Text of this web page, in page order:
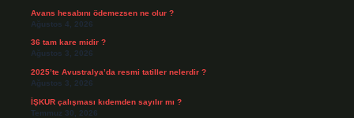
Avans hesabını ödemezsen ne olur ?
Ağustos 4, 2026
36 tam kare midir ?
Ağustos 3, 2026
2025’te Avustralya’da resmi tatiller nelerdir ?
Ağustos 3, 2026
İŞKUR çalışması kıdemden sayılır mı ?
Temmuz 30, 2026